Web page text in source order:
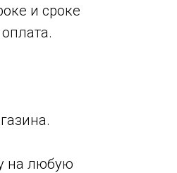
и сроке
на любую